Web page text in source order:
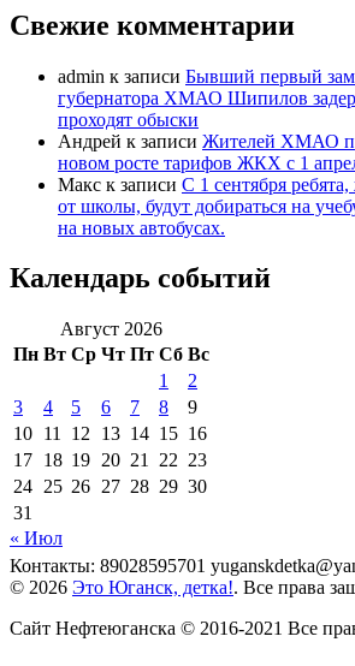
Свежие комментарии
admin к записи Бывший первый
губернатора ХМАО Шипилов
проходят обыски
Андрей к записи Жителей ХМАО
новом росте тарифов ЖКХ с 1
Макс к записи С 1 сентября
от школы, будут добираться на
на новых автобусах.
Календарь событий
Август 2026
Пн Вт Ср Чт Пт Сб Вс
1
2
3
4 5 6 7 8
9
10 11 12 13 14 15 16
17 18 19 20 21 22 23
24 25 26 27 28 29 30
31
« Июл
Контакты: 89028595701
© 2026 Это Юганск, детка!. Все права
Сайт Нефтеюганска © 2016-2021 Все